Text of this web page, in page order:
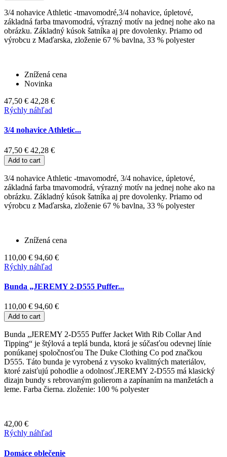
3/4 nohavice Athletic -tmavomodré,3/4 nohavice, úpletové,
základná farba tmavomodrá, výrazný motív na jednej nohe ako na
obrázku. Základný kúsok šatníka aj pre dovolenky. Priamo od
výrobcu z Maďarska, zloženie 67 % bavlna, 33 % polyester
Znížená cena
Novinka
47,50 € 42,28 €
Rýchly náhľad
3/4 nohavice Athletic...
47,50 € 42,28 €
Add to cart
3/4 nohavice Athletic -tmavomodré, 3/4 nohavice, úpletové,
základná farba tmavomodrá, výrazný motív na jednej nohe ako na
obrázku. Základný kúsok šatníka aj pre dovolenky. Priamo od
výrobcu z Maďarska, zloženie 67 % bavlna, 33 % polyester
Znížená cena
110,00 € 94,60 €
Rýchly náhľad
Bunda „JEREMY 2-D555 Puffer...
110,00 € 94,60 €
Add to cart
Bunda „JEREMY 2-D555 Puffer Jacket With Rib Collar And
Tipping“ je štýlová a teplá bunda, ktorá je súčasťou odevnej línie
ponúkanej spoločnosťou The Duke Clothing Co pod značkou
D555. Táto bunda je vyrobená z vysoko kvalitných materiálov,
ktoré zaisťujú pohodlie a odolnosť.JEREMY 2-D555 má klasický
dizajn bundy s rebrovaným golierom a zapínaním na manžetách a
leme. Farba čierna. zloženie: 100 % polyester
42,00 €
Rýchly náhľad
Domáce oblečenie